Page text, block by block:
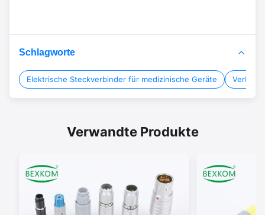
Schlagworte
Elektrische Steckverbinder für medizinische Geräte
Verwandte Produkte